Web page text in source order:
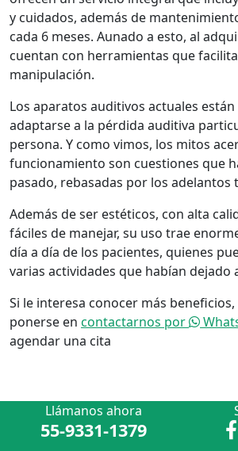
y cuidados, además de
cada 6 meses. Aunado a esto, al
cuentan con herramientas que
manipulación.
Los aparatos auditivos actuales
adaptarse a la pérdida auditiva
persona. Y como vimos, los mitos
funcionamiento son cuestiones que
pasado, rebasadas por los adelantos
Además de ser estéticos, con alta
fáciles de manejar, su uso trae
día a día de los pacientes, quienes
varias actividades que habían dejado
Si le interesa conocer más
ponerse en contactarnos por
agendar una cita
Llámanos ahora
55-9331-1379